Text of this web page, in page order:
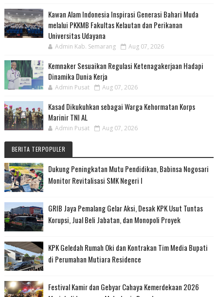
Kawan Alam Indonesia Inspirasi Generasi Bahari Muda
melalui PKKMB Fakultas Kelautan dan Perikanan
Universitas Udayana
Admin Kab. Semarang Aug 07, 2026
Kemnaker Sesuaikan Regulasi Ketenagakerjaan Hadapi
Dinamika Dunia Kerja
Admin Pusat Aug 07, 2026
Kasad Dikukuhkan sebagai Warga Kehormatan Korps
Marinir TNI AL
Admin Pusat Aug 07, 2026
BERITA TERPOPULER
Dukung Peningkatan Mutu Pendidikan, Babinsa Nogosari
Monitor Revitalisasi SMK Negeri I
GRIB Jaya Pemalang Gelar Aksi, Desak KPK Usut Tuntas
Korupsi, Jual Beli Jabatan, dan Monopoli Proyek
KPK Geledah Rumah Oki dan Kontrakan Tim Media Bupati
di Perumahan Mutiara Residence
Festival Kamir dan Gebyar Cahaya Kemerdekaan 2026